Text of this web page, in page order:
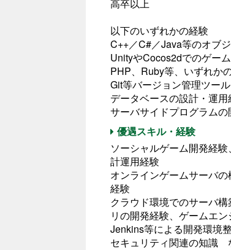
高卒以上
以下のいずれかの経験
C++／C#／Java等のオブ
UnityやCocos2dでのゲー
PHP、Ruby等、いずれか
Git等バージョン管理ツー
データベースの設計・運用
サーバサイドプログラムの
優遇スキル・経験
ソーシャルゲーム開発経
計運用経験
オンラインゲームサーバ
経験
クラウド環境でのサーバ
リの開発経験、ゲームエ
Jenkins等による開発環境
セキュリティ関連の知識